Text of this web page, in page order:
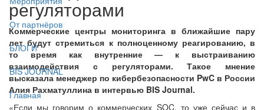
От партнёров
БЛОГИ
BIS JOURNAL
Главная
регуляторами
Коммерческие центры мониторинга в ближайшие пару
лет будут стремиться к полноценному реагированию, в
то время как внутренние — к выстраиванию
взаимодействия с регуляторами. Такое мнение
высказала менеджер по кибербезопасности PwC в России
Алия Рахматуллина в интервью BIS Journal.
«Если мы говорим о коммерческих SOC, то уже сейчас и в